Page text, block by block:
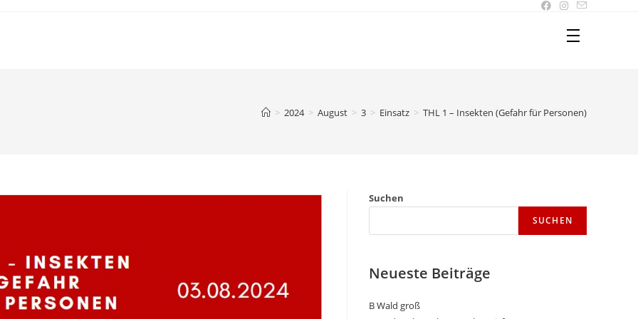
> 2024 > August > 3 > Einsatz > THL 1 – Insekten (Gefahr für Personen)
Suchen
SUCHEN
Neueste Beiträge
B Wald groß